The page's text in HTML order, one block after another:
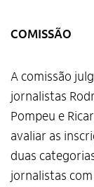
COMISSÃO
A comissão
jornalistas
Pompeu e
avaliar as
duas
jornalistas